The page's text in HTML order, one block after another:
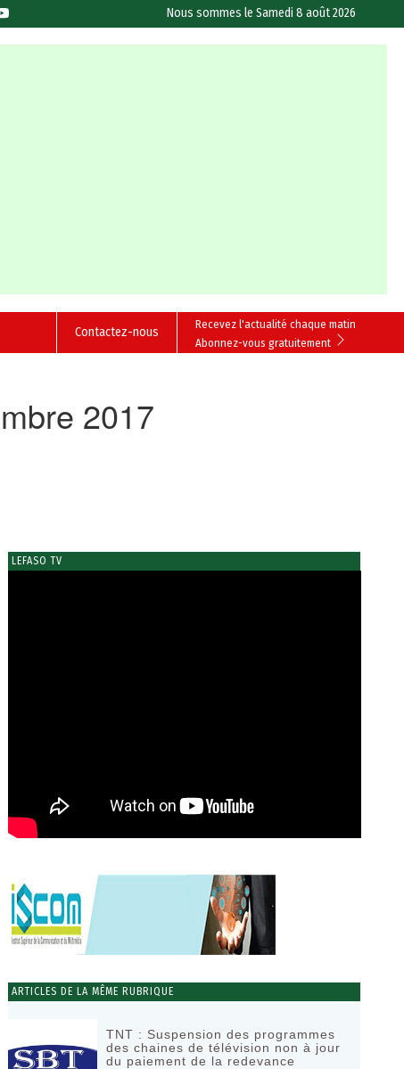
Nous sommes leSamedi 8 août 2026
Recevez l'actualité chaque matin
Abonnez-vous gratuitement
Contactez-nous
2017
LEFASO TV
ARTICLES DE LA MÊME RUBRIQUE
TNT : Suspension des programmes
des chaines de télévision non à jour
du paiement de la redevance